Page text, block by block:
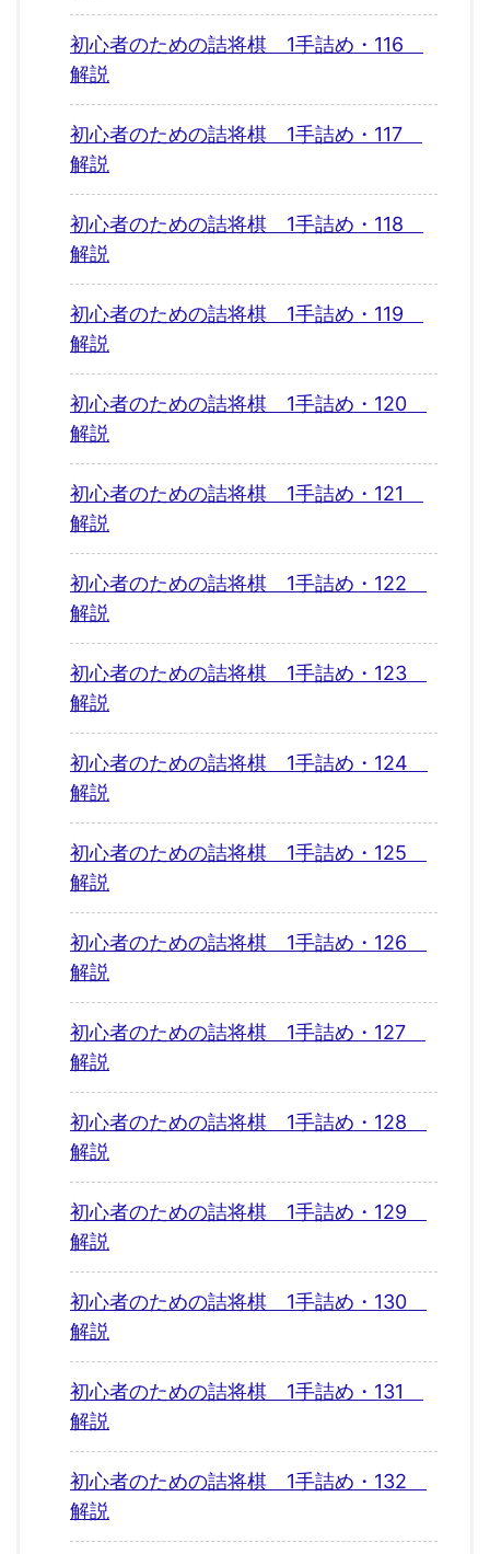
初心者のための詰将棋 1手詰め・116
解説
初心者のための詰将棋 1手詰め・117
解説
初心者のための詰将棋 1手詰め・118
解説
初心者のための詰将棋 1手詰め・119
解説
初心者のための詰将棋 1手詰め・120
解説
初心者のための詰将棋 1手詰め・121
解説
初心者のための詰将棋 1手詰め・122
解説
初心者のための詰将棋 1手詰め・123
解説
初心者のための詰将棋 1手詰め・124
解説
初心者のための詰将棋 1手詰め・125
解説
初心者のための詰将棋 1手詰め・126
解説
初心者のための詰将棋 1手詰め・127
解説
初心者のための詰将棋 1手詰め・128
解説
初心者のための詰将棋 1手詰め・129
解説
初心者のための詰将棋 1手詰め・130
解説
初心者のための詰将棋 1手詰め・131
解説
初心者のための詰将棋 1手詰め・132
解説